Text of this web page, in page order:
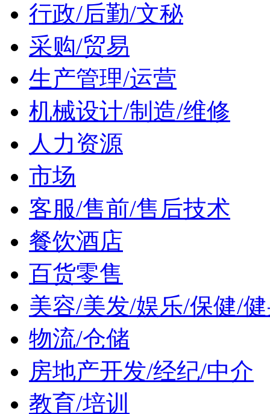
行政/后勤/文秘
采购/贸易
生产管理/运营
机械设计/制造/维修
人力资源
市场
客服/售前/售后技术
餐饮酒店
百货零售
美容/美发/娱乐/保健/
物流/仓储
房地产开发/经纪/中介
教育/培训